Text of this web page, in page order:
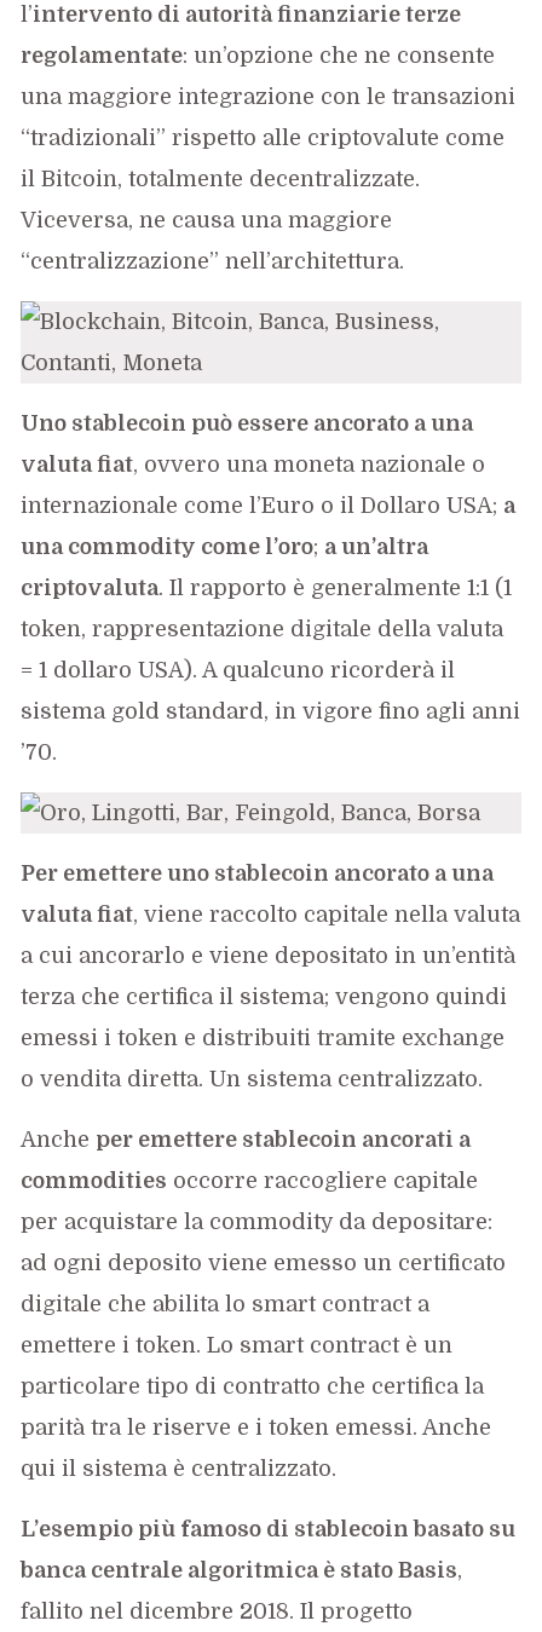
l’intervento di autorità finanziarie terze
regolamentate: un’opzione che ne consente
una maggiore integrazione con le transazioni
“tradizionali” rispetto alle criptovalute come
il Bitcoin, totalmente decentralizzate.
Viceversa, ne causa una maggiore
“centralizzazione” nell’architettura.
Uno stablecoin può essere ancorato a una
valuta fiat, ovvero una moneta nazionale o
internazionale come l’Euro o il Dollaro USA; a
una commodity come l’oro; a un’altra
criptovaluta. Il rapporto è generalmente 1:1 (1
token, rappresentazione digitale della valuta
= 1 dollaro USA). A qualcuno ricorderà il
sistema gold standard, in vigore fino agli anni
’70.
Per emettere uno stablecoin ancorato a una
valuta fiat, viene raccolto capitale nella valuta
a cui ancorarlo e viene depositato in un’entità
terza che certifica il sistema; vengono quindi
emessi i token e distribuiti tramite exchange
o vendita diretta. Un sistema centralizzato.
Anche per emettere stablecoin ancorati a
commodities occorre raccogliere capitale
per acquistare la commodity da depositare:
ad ogni deposito viene emesso un certificato
digitale che abilita lo smart contract a
emettere i token. Lo smart contract è un
particolare tipo di contratto che certifica la
parità tra le riserve e i token emessi. Anche
qui il sistema è centralizzato.
L’esempio più famoso di stablecoin basato su
banca centrale algoritmica è stato Basis,
fallito nel dicembre 2018. Il progetto